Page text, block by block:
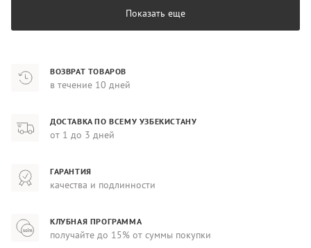
Показать еще
ВОЗВРАТ ТОВАРОВ
в течение 10 дней
ДОСТАВКА ПО ВСЕМУ УЗБЕКИСТАНУ
от 1 до 3 дней
ГАРАНТИЯ
качества и подлинности
КЛУБНАЯ ПРОГРАММА
получайте до 15% от суммы покупки